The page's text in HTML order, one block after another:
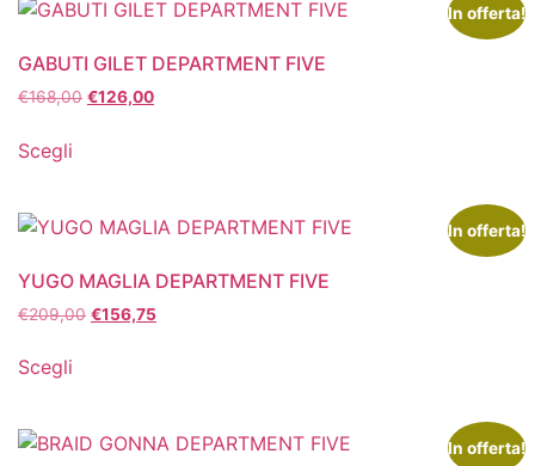
In offerta!
GABUTI GILET DEPARTMENT FIVE
€168,00 €126,00
Scegli
In offerta!
YUGO MAGLIA DEPARTMENT FIVE
€209,00 €156,75
Scegli
In offerta!